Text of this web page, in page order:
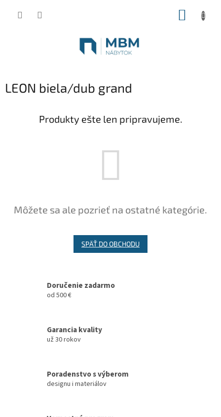
LEON biela/dub grand
Produkty ešte len pripravujeme.
Môžete sa ale pozrieť na ostatné kategórie.
SPÄŤ DO OBCHODU
Doručenie zadarmo
od 500 €
Garancia kvality
už 30 rokov
Poradenstvo s výberom
designu i materiálov